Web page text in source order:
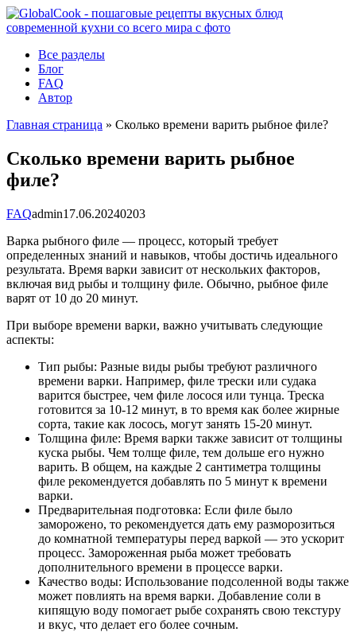
Перейти
к
Все разделы
Блог
FAQ
Автор
Главная страница » Сколько времени варить рыбное филе?
Сколько времени варить рыбное
филе?
FAQadmin17.06.20240203
Варка рыбного филе — процесс, который требует
определенных знаний и навыков, чтобы достичь идеального
результата. Время варки зависит от нескольких факторов,
включая вид рыбы и толщину филе. Обычно, рыбное филе
варят от 10 до 20 минут.
При выборе времени варки, важно учитывать следующие
аспекты:
Тип рыбы: Разные виды рыбы требуют различного
времени варки. Например, филе трески или судака
варится быстрее, чем филе лосося или тунца. Треска
готовится за 10-12 минут, в то время как более жирные
сорта, такие как лосось, могут занять 15-20 минут.
Толщина филе: Время варки также зависит от толщины
куска рыбы. Чем толще филе, тем дольше его нужно
варить. В общем, на каждые 2 сантиметра толщины
филе рекомендуется добавлять по 5 минут к времени
варки.
Предварительная подготовка: Если филе было
заморожено, то рекомендуется дать ему разморозиться
до комнатной температуры перед варкой — это ускорит
процесс. Замороженная рыба может требовать
дополнительного времени в процессе варки.
Качество воды: Использование подсоленной воды также
может повлиять на время варки. Добавление соли в
кипящую воду помогает рыбе сохранять свою текстуру
и вкус, что делает его более сочным.